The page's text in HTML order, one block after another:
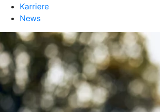
Karriere
News